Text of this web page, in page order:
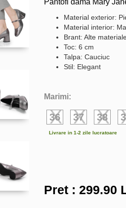
Pantofi dama Mary
Material exterior:
Material interior:
Brant: Alte
Toc: 6 cm
Talpa: Cauciuc
Stil: Elegant
Marimi:
36 37 38
Livrare in 1-2 zile lucratoare
Pret : 299.90